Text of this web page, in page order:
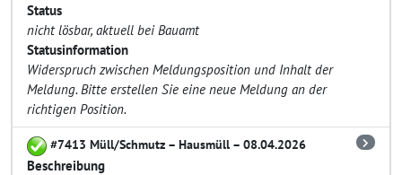
Status
nicht lösbar, aktuell bei Bauamt
Statusinformation
Widerspruch zwischen Meldungsposition und Inhalt der
Meldung. Bitte erstellen Sie eine neue Meldung an der
richtigen Position.
#7413 Müll/Schmutz – Hausmüll – 08.04.2026
Beschreibung